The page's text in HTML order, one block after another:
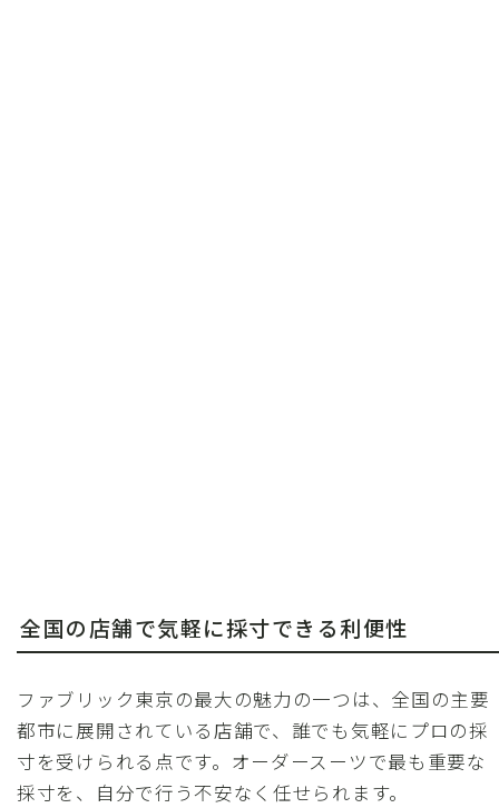
全国の店舗で気軽に採寸できる利便性
ファブリック東京の最大の魅力の一つは、全国の主要
都市に展開されている店舗で、誰でも気軽にプロの採
寸を受けられる点です。オーダースーツで最も重要な
採寸を、自分で行う不安なく任せられます。